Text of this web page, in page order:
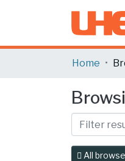
Home
All